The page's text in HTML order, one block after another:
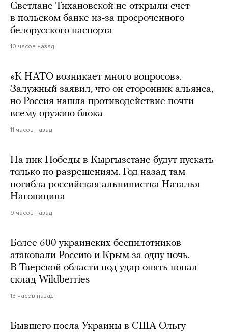
Светлане Тихановской не открыли счет
в польском банке из-за просроченного
белорусского паспорта
10 часов назад
«К НАТО возникает много вопросов».
Залужный заявил, что он сторонник альянса,
но Россия нашла противодействие почти
всему оружию блока
11 часов назад
На пик Победы в Кыргызстане будут пускать
только по разрешениям. Год назад там
погибла российская альпинистка Наталья
Наговицина
9 часов назад
Более 600 украинских беспилотников
атаковали Россию и Крым за одну ночь.
В Тверской области под удар опять попал
склад Wildberries
13 часов назад
Бывшего посла Украины в США Ольгу